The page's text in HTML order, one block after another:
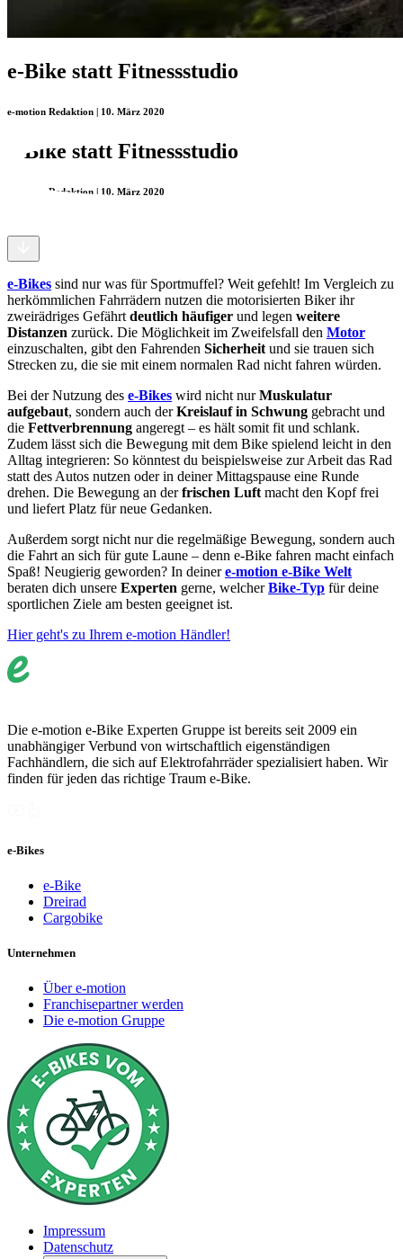
e-Bike statt Fitnessstudio
e-motion Redaktion | 10. März 2020
e-Bike statt Fitnessstudio
e-motion Redaktion | 10. März 2020
e-Bikes sind nur was für Sportmuffel? Weit gefehlt! Im Vergleich zu
herkömmlichen Fahrrädern nutzen die motorisierten Biker ihr
zweirädriges Gefährt deutlich häufiger und legen weitere
Distanzen zurück. Die Möglichkeit im Zweifelsfall den Motor
einzuschalten, gibt den Fahrenden Sicherheit und sie trauen sich
Strecken zu, die sie mit einem normalen Rad nicht fahren würden.
Bei der Nutzung des e-Bikes wird nicht nurMuskulatur
aufgebaut, sondern auch derKreislauf in Schwung gebracht und
die Fettverbrennung angeregt – es hält somit fit und schlank.
Zudem lässt sich die Bewegung mit dem Bike spielend leicht in den
Alltag integrieren: So könntest du beispielsweise zur Arbeit das Rad
statt des Autos nutzen oder in deiner Mittagspause eine Runde
drehen. Die Bewegung an derfrischen Luft macht den Kopf frei
und liefert Platz für neue Gedanken.
Außerdem sorgt nicht nur die regelmäßige Bewegung, sondern auch
die Fahrt an sich für gute Laune – denn e-Bike fahren macht einfach
Spaß! Neugierig geworden? In deinere-motion e-Bike Welt
beraten dich unsere Experten gerne, welcherBike-Typ für deine
sportlichen Ziele am besten geeignet ist.
Hier geht's zu Ihrem e-motion Händler!
Die e-motion e-Bike Experten Gruppe ist bereits seit 2009 ein
unabhängiger Verbund von wirtschaftlich eigenständigen
Fachhändlern, die sich auf Elektrofahrräder spezialisiert haben. Wir
finden für jeden das richtige Traum e-Bike.
e-Bikes
e-Bike
Dreirad
Cargobike
Unternehmen
Über e-motion
Franchisepartner werden
Die e-motion Gruppe
Impressum
Datenschutz